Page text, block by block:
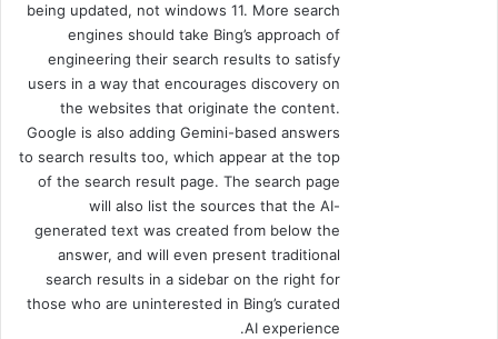
being updated, not windows 11. More search
engines should take Bing’s approach of
engineering their search results to satisfy
users in a way that encourages discovery on
the websites that originate the content.
Google is also adding Gemini-based answers
to search results too, which appear at the top
of the search result page. The search page
will also list the sources that the AI-
generated text was created from below the
answer, and will even present traditional
search results in a sidebar on the right for
those who are uninterested in Bing’s curated
AI experience.